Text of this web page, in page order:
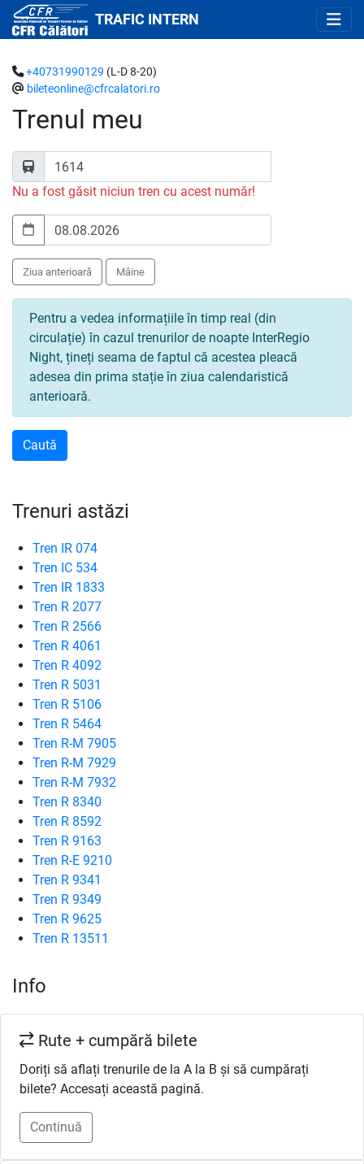
TRAFIC INTERN
Trenul meu
+40731990129 (L-D 8-20)
bileteonline@cfrcalatori.ro
Nu a fost găsit niciun tren cu acest număr!
Ziua anterioară Mâine
Pentru a vedea informațiile în timp real (din
circulație) în cazul trenurilor de noapte InterRegio
Night, țineți seama de faptul că acestea pleacă
adesea din prima stație în ziua calendaristică
anterioară.
Trenuri astăzi
Tren IR 074
Tren IC 534
Tren IR 1833
Tren R 2077
Tren R 2566
Tren R 4061
Tren R 4092
Tren R 5031
Tren R 5106
Tren R 5464
Tren R-M 7905
Tren R-M 7929
Tren R-M 7932
Tren R 8340
Tren R 8592
Tren R 9163
Tren R-E 9210
Tren R 9341
Tren R 9349
Tren R 9625
Tren R 13511
Info
Rute + cumpără bilete
Doriți să aflați trenurile de la A la B și să cumpărați
bilete? Accesați această pagină.
Continuă